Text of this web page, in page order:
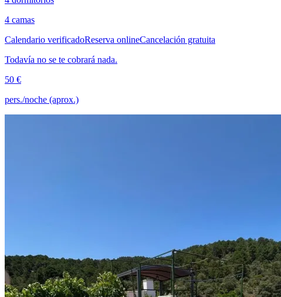
4 camas
Calendario verificadoReserva onlineCancelación gratuita
Todavía no se te cobrará nada.
50 €
pers./noche (aprox.)